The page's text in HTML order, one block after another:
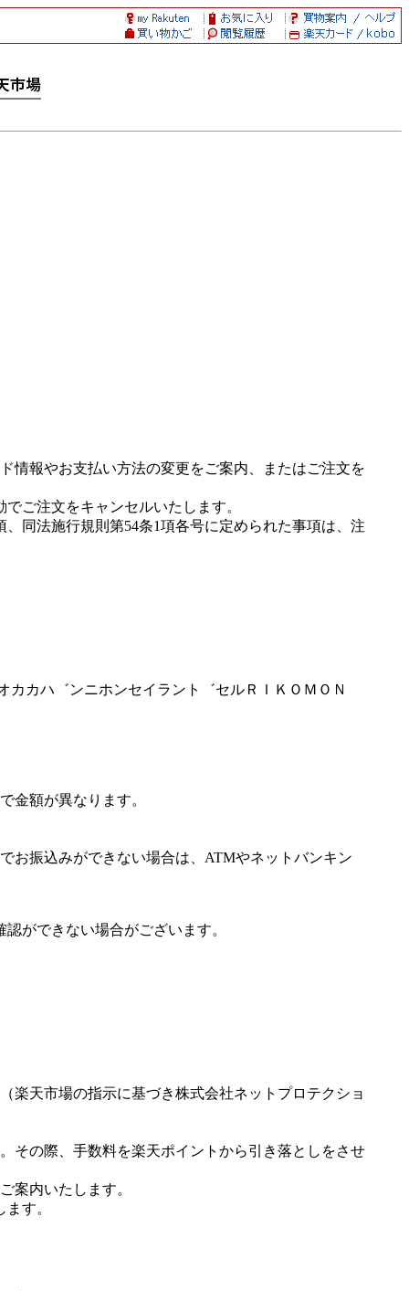
情報やお支払い方法の変更をご案内、またはご注文を
ご注文をキャンセルいたします。
同法施行規則第54条1項各号に定められた事項は、注
カカハ゛ンニホンセイラント゛セルＲＩＫＯＭＯＮ
金額が異なります。
お振込みができない場合は、ATMやネットバンキン
ができない場合がございます。
楽天市場の指示に基づき株式会社ネットプロテクショ
その際、手数料を楽天ポイントから引き落としをさせ
案内いたします。
す。